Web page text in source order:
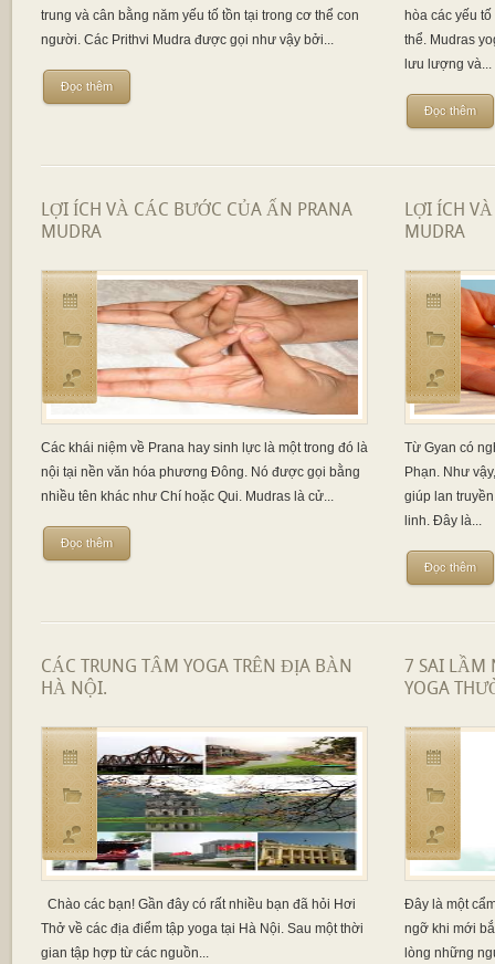
trung và cân bằng năm yếu tố tồn tại trong cơ thể con
người. Các Prithvi Mudra được gọi như vậy bởi...
Đọc thêm
hòa các yếu
thể. Mudras
lưu lượng và...
Đọc thêm
LỢI ÍCH VÀ CÁC BƯỚC CỦA ẤN PRANA
MUDRA
Các khái niệm về Prana hay sinh lực là một trong đó là
nội tại nền văn hóa phương Đông. Nó được gọi bằng
nhiều tên khác như Chí hoặc Qui. Mudras là cử...
Đọc thêm
LỢI ÍCH
MUDRA
Từ Gyan có
Phạn. Như
giúp lan
linh. Đây là...
Đọc thêm
CÁC TRUNG TÂM YOGA TRÊN ĐỊA BÀN
HÀ NỘI.
Chào các bạn! Gần đây có rất nhiều bạn đã hỏi Hơi
Thở về các địa điểm tập yoga tại Hà Nội. Sau một thời
gian tập hợp từ các nguồn...
7 SAI LẦM
YOGA
Đây là một
ngỡ khi mới
lòng những